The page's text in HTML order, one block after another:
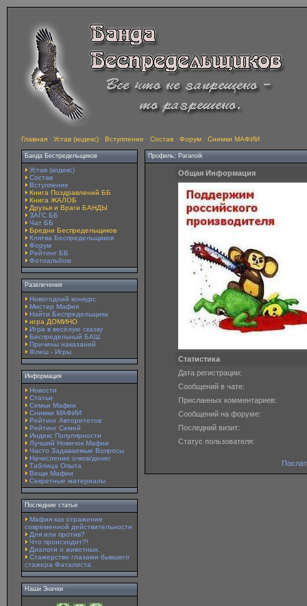
Главная · Устав (кодекс) · Вступление · Состав · Форум · Снимки МАФИИ
Банда Беспредельщиков
Устав (кодекс)
Состав
Вступление
Книга Поздравлений ББ
Книга ЖАЛОБ
Друзья и Враги БАНДЫ
ЗАГС ББ
Чат ББ
Бредни Беспредельщиков
Клятва Беспредельщиков
Форум
Рейтинг ББ
Фотоальбом
Развлечения
Новогодний конкурс
Мистер Мафия
Найти Беспредельщика
игра ДОМИНО
Игра в весёлую сказку
Беспредельный БАШ
Причины наказаний
Флеш - Игры
Информация
Новости
Статьи
Семьи Мафии
Снимки МАФИИ
Рейтинг Авторитетов
Рейтинг Семей
Индекс Популярности
Лучший Новичок Мафии
Часто Задаваемые Вопросы
Начисление очков/денег
Таблица Опыта
Вещи Мафии
Секретные материалы
Последние статьи
Мафия как отражение
современной действительности
Для или против?
Что происходит?!
Диалоги о животных.
Стажерство глазами бывшего
стажера Фаталиста
Наши Значки
Профиль: Paranoik
Общая Информация
Статистика
Дата регистрации:
Сообщений в чате:
Присланных комментариев:
Сообщений на форуме:
Последний визит:
Статус пользователя: